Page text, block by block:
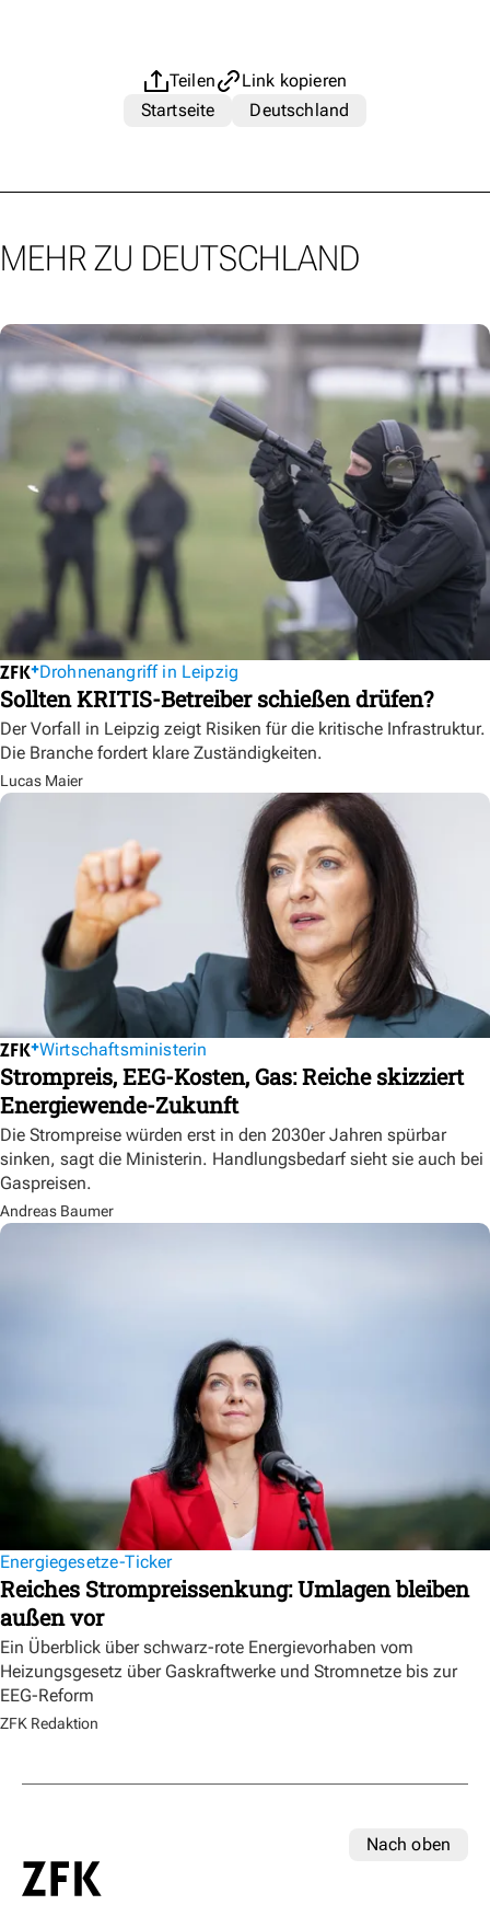
Teilen
Link kopieren
Startseite
Deutschland
MEHR ZU DEUTSCHLAND
Drohnenangriff in Leipzig
Sollten KRITIS-Betreiber schießen drüfen?
Der Vorfall in Leipzig zeigt Risiken für die kritische Infrastruktur.
Die Branche fordert klare Zuständigkeiten.
Lucas Maier
Wirtschaftsministerin
Strompreis, EEG-Kosten, Gas: Reiche skizziert
Energiewende-Zukunft
Die Strompreise würden erst in den 2030er Jahren spürbar
sinken, sagt die Ministerin. Handlungsbedarf sieht sie auch bei
Gaspreisen.
Andreas Baumer
Energiegesetze-Ticker
Reiches Strompreissenkung: Umlagen bleiben
außen vor
Ein Überblick über schwarz-rote Energievorhaben vom
Heizungsgesetz über Gaskraftwerke und Stromnetze bis zur
EEG-Reform
ZFK Redaktion
Nach oben